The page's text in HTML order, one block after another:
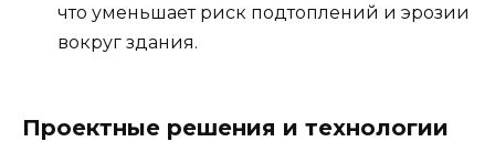
что уменьшает риск подтоплений и эрозии
вокруг здания.
Проектные решения и технологии